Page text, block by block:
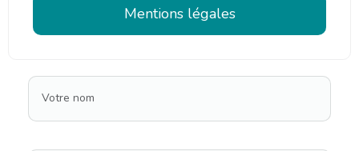
Mentions légales
Votre nom